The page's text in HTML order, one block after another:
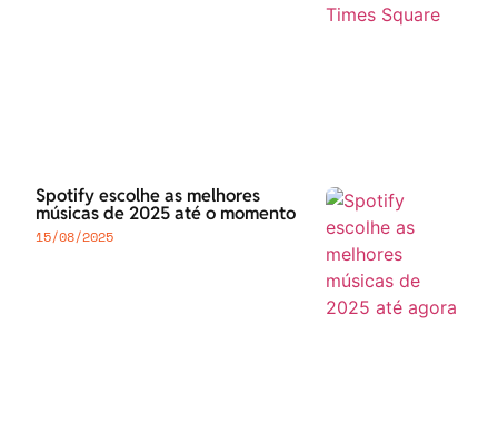
Spotify escolhe as melhores
músicas de 2025 até o momento
15/08/2025